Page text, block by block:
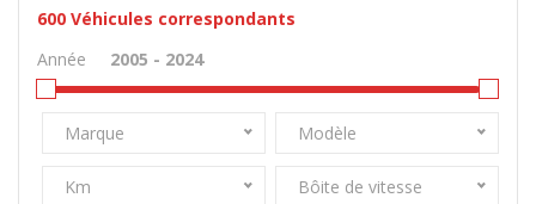
600 Véhicules correspondants
Année
Marque Modèle
Km Bôite de vitesse